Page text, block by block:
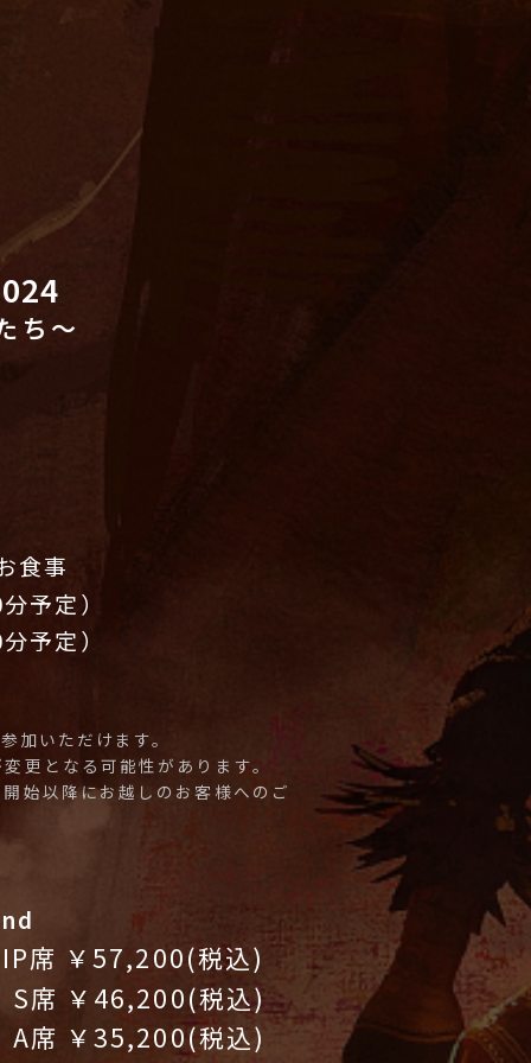
ち～
食事
予定）
予定）
加いただけます。
更となる可能性があります。
始以降にお越しのお客様へのご
席 ￥57,200(税込)
席 ￥46,200(税込)
￥35,200(税込)